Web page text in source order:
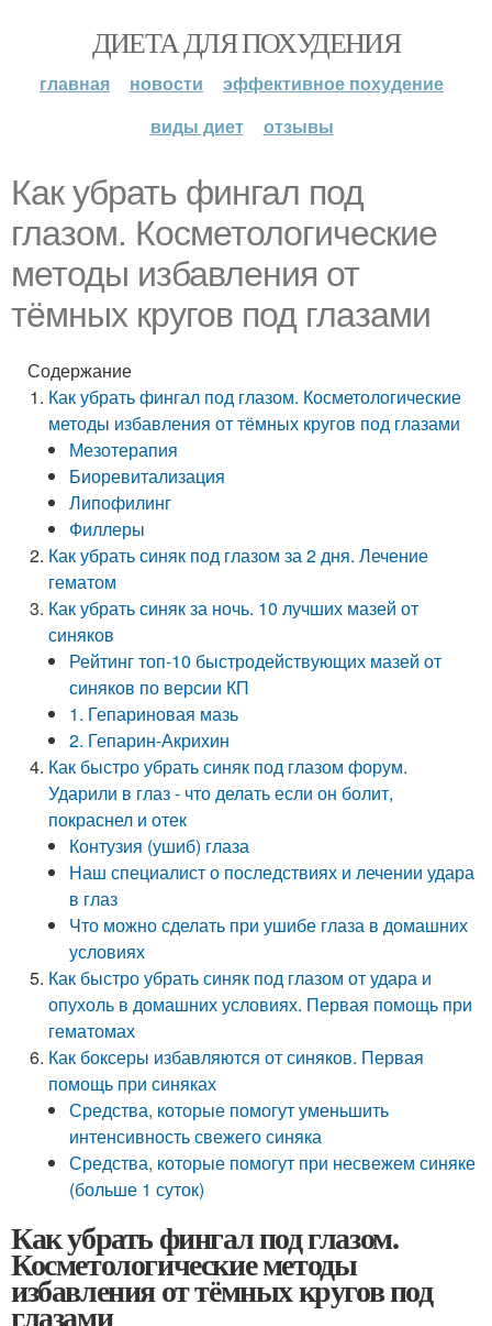
ДИЕТА ДЛЯ ПОХУДЕНИЯ
главная новости
эффективное похудение
виды диет
отзывы
Как убрать фингал под
глазом. Косметологические
методы избавления от
тёмных кругов под глазами
Содержание
Как убрать фингал под глазом. Косметологические
методы избавления от тёмных кругов под глазами
Мезотерапия
Биоревитализация
Липофилинг
Филлеры
Как убрать синяк под глазом за 2 дня. Лечение
гематом
Как убрать синяк за ночь. 10 лучших мазей от
синяков
Рейтинг топ-10 быстродействующих мазей от
синяков по версии КП
1. Гепариновая мазь
2. Гепарин-Акрихин
Как быстро убрать синяк под глазом форум.
Ударили в глаз - что делать если он болит,
покраснел и отек
Контузия (ушиб) глаза
Наш специалист о последствиях и лечении удара
в глаз
Что можно сделать при ушибе глаза в домашних
условиях
Как быстро убрать синяк под глазом от удара и
опухоль в домашних условиях. Первая помощь при
гематомах
Как боксеры избавляются от синяков. Первая
помощь при синяках
Средства, которые помогут уменьшить
интенсивность свежего синяка
Средства, которые помогут при несвежем синяке
(больше 1 суток)
Как убрать фингал под глазом.
Косметологические методы
избавления от тёмных кругов под
глазами